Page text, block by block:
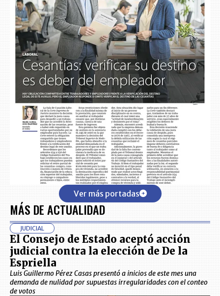
Ver más portadas
MÁS DE ACTUALIDAD
JUDICIAL
El Consejo de Estado aceptó acción
judicial contra la elección de De la
Espriella
Luis Guillermo Pérez Casas presentó a inicios de este mes una
demanda de nulidad por supuestas irregularidades con el conteo
de votos